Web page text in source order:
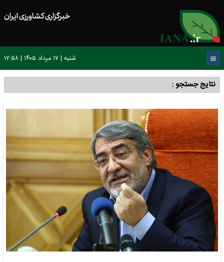
خبرگزاری کشاورزی ایران
شنبه | ۱۷ مرداد ۱۴۰۵ | ۱۷:۵۸
نتایج جستجو :